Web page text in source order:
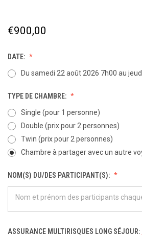
€900,00
DATE:
Du samedi 22 août 2026 7h00 au
TYPE DE CHAMBRE:
Single (pour 1 personne)
Double (prix pour 2 personnes)
Twin (prix pour 2 personnes)
Chambre à partager avec un autre
NOM(S) DU/DES PARTICIPANT(S):
ASSURANCE MULTIRISQUES LONG SÉJOUR: